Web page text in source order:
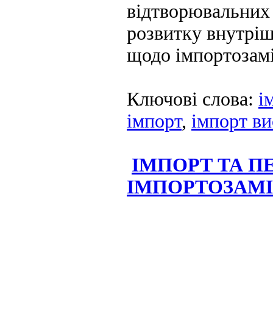
розвитку
щодо
Ключові слова:
імпорт, імпорт
ІМПОРТ ТА